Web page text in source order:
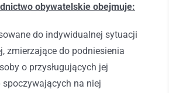
obywatelskie obejmuje:
do indywidualnej sytuacji
zmierzające do podniesienia
o przysługujących jej
na niej